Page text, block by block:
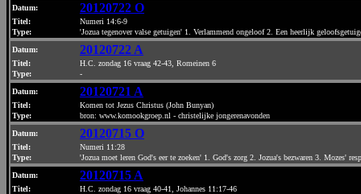
Datum: 20120722 O
Titel:
Numeri 14:6-9
Type:
'Jozua tegenover valse getuigen' 1. Verlammend ongeloof 2. Een heerlijk
Datum: 20120722 A
Titel:
H.C. zondag 16 vraag 42-43, Romeinen 6
Type:
-
Datum: 20120721 A
Titel:
Komen tot Jezus Christus (John Bunyan)
Type:
bron: www.komookgroep.nl - christelijke jongerenavonden
Datum: 20120715 O
Titel:
Numeri 11:28
Type:
'Jozua moet leren God's eer te zoeken' 1. God's zorg 2. Jozua's bezwaren 3. Mozes'
Datum: 20120715 A
Titel:
H.C. zondag 16 vraag 40-41, Johannes 11:17-46